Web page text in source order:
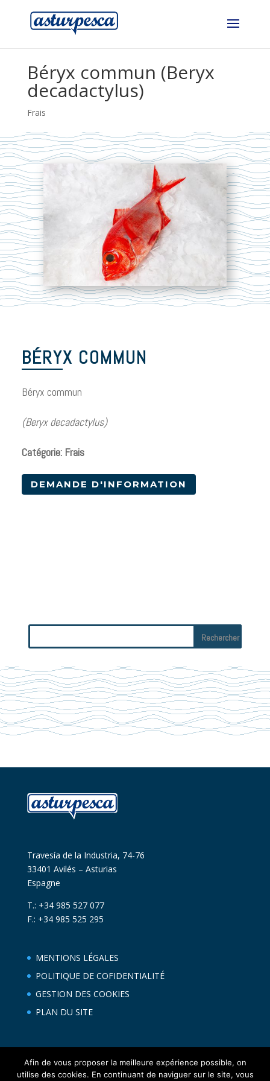
Béryx commun (Beryx
decadactylus)
Frais
BÉRYX COMMUN
Béryx commun
(Beryx decadactylus)
Catégorie: Frais
DEMANDE D'INFORMATION
Travesía de la Industria, 74-76
33401 Avilés – Asturias
Espagne
T.: +34 985 527 077
F.: +34 985 525 295
MENTIONS LÉGALES
POLITIQUE DE COFIDENTIALITÉ
GESTION DES COOKIES
PLAN DU SITE
Afin de vous proposer la meilleure expérience possible, on
utilise des cookies. En continuant de naviguer sur le site, vous